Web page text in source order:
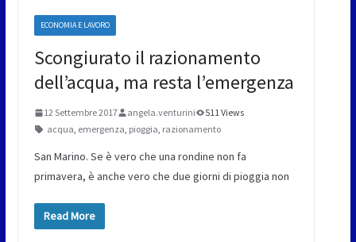
ECONOMIA E LAVORO
Scongiurato il razionamento
dell’acqua, ma resta l’emergenza
12 Settembre 2017 angela.venturini
511 Views
acqua, emergenza, pioggia, razionamento
San Marino. Se è vero che una rondine non fa
primavera, è anche vero che due giorni di pioggia non
Read More